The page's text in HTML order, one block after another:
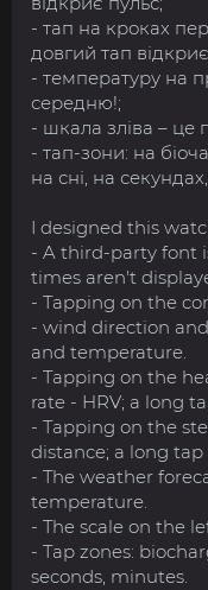
- тап на кроках
довгий тап
- температуру на
середню!;
- шкала зліва – це
- тап-зони: на
на сні, на
I designed this
- A third-party font
times aren't
- Tapping on the
- wind direction
and temperature.
- Tapping on the
rate - HRV; a long
- Tapping on the
distance; a long
- The weather
temperature.
- The scale on the
- Tap zones:
seconds, minutes.